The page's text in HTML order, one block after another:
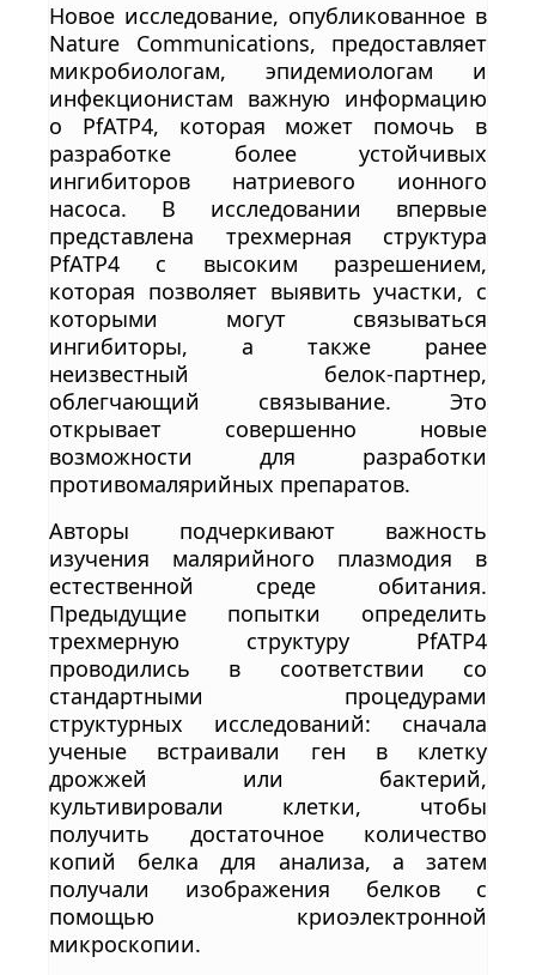
Новое исследование, опубликованное в
Nature Communications, предоставляет
микробиологам, эпидемиологам и
инфекционистам важную информацию
о PfATP4, которая может помочь в
разработке более устойчивых
ингибиторов натриевого ионного
насоса. В исследовании впервые
представлена трехмерная структура
PfATP4 с высоким разрешением,
которая позволяет выявить участки, с
которыми могут связываться
ингибиторы, а также ранее
неизвестный белок-партнер,
облегчающий связывание. Это
открывает совершенно новые
возможности для разработки
противомалярийных препаратов.
Авторы подчеркивают важность
изучения малярийного плазмодия в
естественной среде обитания.
Предыдущие попытки определить
трехмерную структуру PfATP4
проводились в соответствии со
стандартными процедурами
структурных исследований: сначала
ученые встраивали ген в клетку
дрожжей или бактерий,
культивировали клетки, чтобы
получить достаточное количество
копий белка для анализа, а затем
получали изображения белков с
помощью криоэлектронной
микроскопии.